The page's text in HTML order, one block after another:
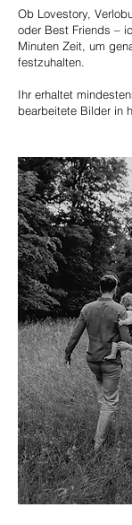
Ob Lovestory,
oder Best Friends –
Minuten Zeit, um
festzuhalten.
Ihr erhaltet
bearbeitete Bilder in